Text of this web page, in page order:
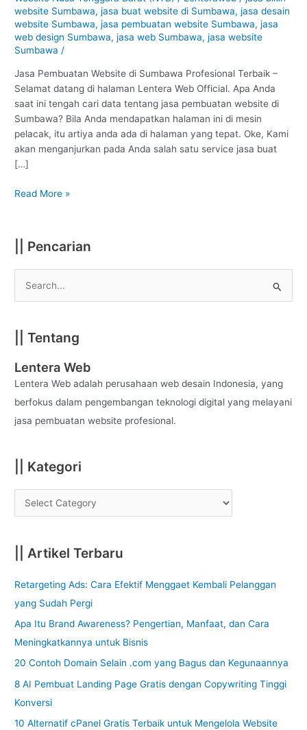
website Sumbawa,jasa buat website di Sumbawa,jasa desain
website Sumbawa,jasa pembuatan website Sumbawa,jasa
web design Sumbawa,jasa web Sumbawa,jasa website
Sumbawa /
Jasa Pembuatan Website di Sumbawa Profesional Terbaik –
Selamat datang di halaman Lentera Web Official. Apa Anda
saat ini tengah cari data tentang jasa pembuatan website di
Sumbawa? Bila Anda mendapatkan halaman ini di mesin
pelacak, itu artiya anda ada di halaman yang tepat. Oke, Kami
akan menganjurkan pada Anda salah satu service jasa buat
[…]
Sumbawa
:
Profesional
#1
Read More »
|| Pencarian
r
c
h
f
o
|| Tentang
Lentera Web
Lentera Web adalah perusahaan web desain Indonesia, yang
berfokus dalam pengembangan teknologi digital yang melayani
jasa pembuatan website profesional.
|| Kategori
|| Artikel Terbaru
Retargeting Ads: Cara Efektif Menggaet Kembali Pelanggan
yang Sudah Pergi
Apa Itu Brand Awareness? Pengertian, Manfaat, dan Cara
Meningkatkannya untuk Bisnis
20 Contoh Domain Selain .com yang Bagus dan Kegunaannya
8 AI Pembuat Landing Page Gratis dengan Copywriting Tinggi
Konversi
10 Alternatif cPanel Gratis Terbaik untuk Mengelola Website